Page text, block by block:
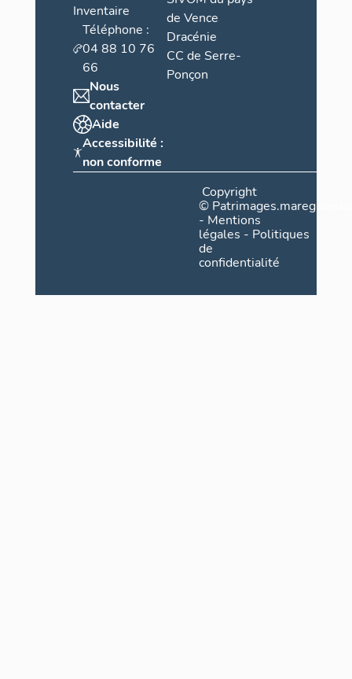
Inventaire
Téléphone :
04 88 10 76
66
Nous
contacter
Aide
Accessibilité :
non conforme
de Vence
Dracénie
CC de Serre-
Ponçon
Copyright
©
- Mentions
légales - Politiques
de
confidentialité